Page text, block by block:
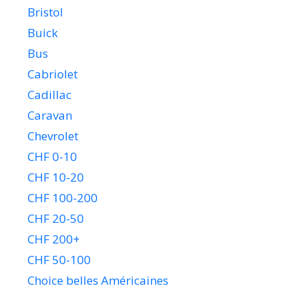
Bristol
Buick
Bus
Cabriolet
Cadillac
Caravan
Chevrolet
CHF 0-10
CHF 10-20
CHF 100-200
CHF 20-50
CHF 200+
CHF 50-100
Choice belles Américaines